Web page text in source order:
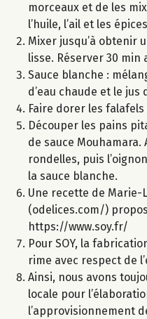
morceaux et de les
l’huile, l’ail et les
Mixer jusqu’à obtenir
lisse. Réserver 30 min
Sauce blanche :
d’eau chaude et le jus
Faire dorer les falafels
Découper les pains
de sauce
rondelles, puis
la sauce blanche.
Une recette de Marie-
(odelices.com/)
https://www.soy.fr/
Pour SOY, la
rime avec respect de
Ainsi, nous avons
locale pour
l’approvisionnement